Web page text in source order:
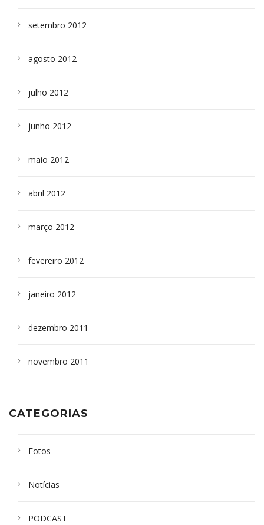
setembro 2012
agosto 2012
julho 2012
junho 2012
maio 2012
abril 2012
março 2012
fevereiro 2012
janeiro 2012
dezembro 2011
novembro 2011
CATEGORIAS
Fotos
Notícias
PODCAST